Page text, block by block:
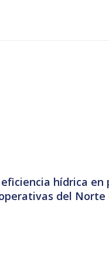
hídrica en
del Norte